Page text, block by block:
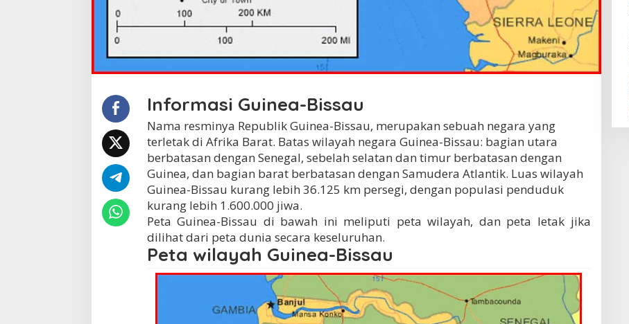
Informasi Guinea-Bissau
Nama resminya Republik Guinea-Bissau, merupakan sebuah negara yang
terletak di Afrika Barat. Batas wilayah negara Guinea-Bissau: bagian utara
berbatasan dengan Senegal, sebelah selatan dan timur berbatasan dengan
Guinea, dan bagian barat berbatasan dengan Samudera Atlantik. Luas wilayah
Guinea-Bissau kurang lebih 36.125 km persegi, dengan populasi penduduk
kurang lebih 1.600.000 jiwa.
Peta Guinea-Bissau di bawah ini meliputi peta wilayah, dan peta letak jika
dilihat dari peta dunia secara keseluruhan.
Peta wilayah Guinea-Bissau